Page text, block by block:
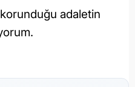
adaletin